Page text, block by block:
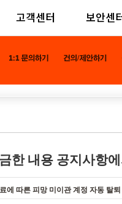
고객센터 보안센
한 내용 공지사항
에 따른 피망 미이관 계정 자동 탈